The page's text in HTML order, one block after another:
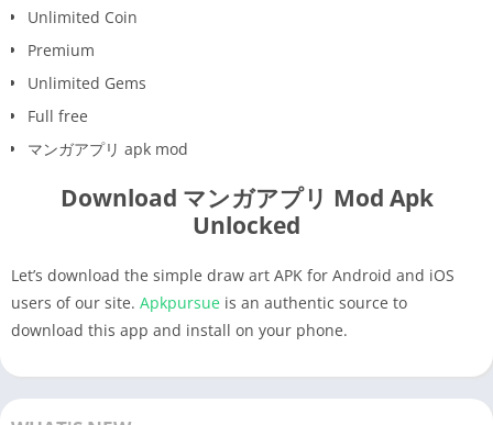
Unlimited Coin
Premium
Unlimited Gems
Full free
マンガアプリ apk mod
Download マンガアプリ Mod Apk
Unlocked
Let’s download the simple draw art APK for Android and iOS
users of our site. Apkpursue is an authentic source to
download this app and install on your phone.